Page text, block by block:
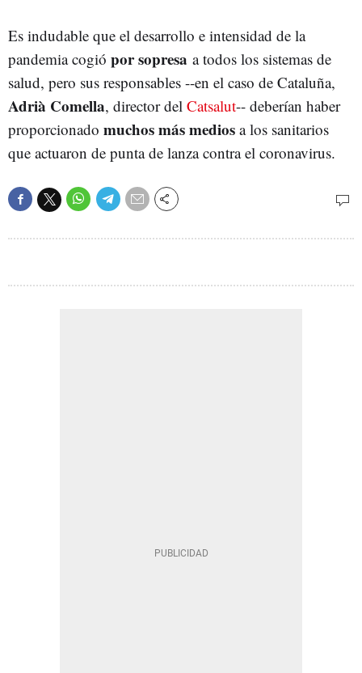
Es indudable que el desarrollo e intensidad de la
pandemia cogió por sopresa a todos los sistemas de
salud, pero sus responsables --en el caso de Cataluña,
Adrià Comella, director del Catsalut-- deberían haber
proporcionado muchos más medios a los sanitarios
que actuaron de punta de lanza contra el coronavirus.